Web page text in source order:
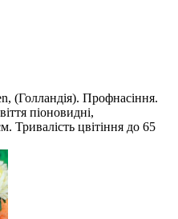
(Голландія). Профнасіння.
піоновидні,
Тривалість цвітіння до 65